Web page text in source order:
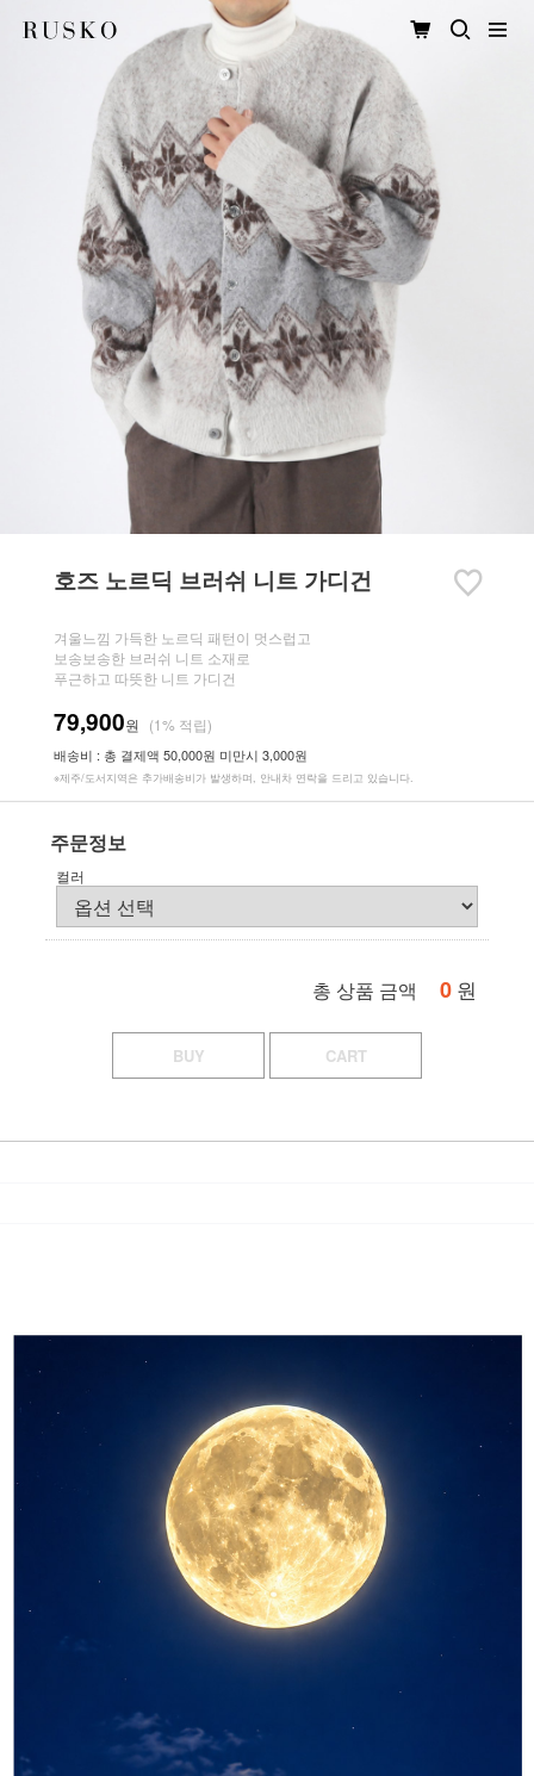
호즈 노르딕 브러쉬 니트 가디건
겨울느낌 가득한 노르딕 패턴이 멋스럽고
보송보송한 브러쉬 니트 소재로
푸근하고 따뜻한 니트 가디건
79,900원 (1% 적립)
배송비 : 총 결제액 50,000원 미만시 3,000원
※제주/도서지역은 추가배송비가 발생하며, 안내차 연락을 드리고 있습니다.
주문정보
컬러
총 상품 금액 0 원
BUY CART